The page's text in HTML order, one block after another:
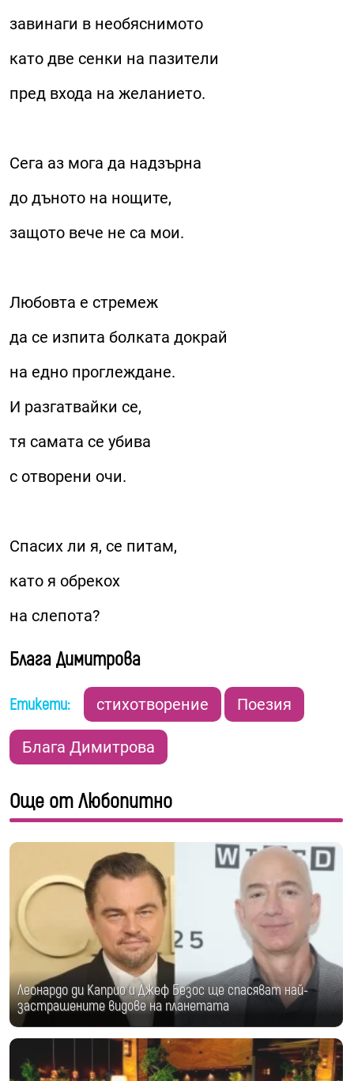
завинаги в необяснимото
като две сенки на пазители
пред входа на желанието.
Сега аз мога да надзърна
до дъното на нощите,
защото вече не са мои.
Любовта е стремеж
да се изпита болката докрай
на едно проглеждане.
И разгатвайки се,
тя самата се убива
с отворени очи.
Спасих ли я, се питам,
като я обрекох
на слепота?
Блага Димитрова
Етикети: стихотворение Поезия
Блага Димитрова
Още от Любопитно
Леонардо ди Каприо и Джеф Безос ще спасяват най-
застрашените видове на планетата